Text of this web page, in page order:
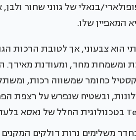
בנאלי של גווני שחור
המאפיין שלו.
הוא צבעוני, אך לטובת הרכות
ומשמחת מחד, ומעודנת מאידך.
כחומר שמשווה רכות,
ובשטיח שנפרש על רצפת
משלימים נרות דולקים המקנים